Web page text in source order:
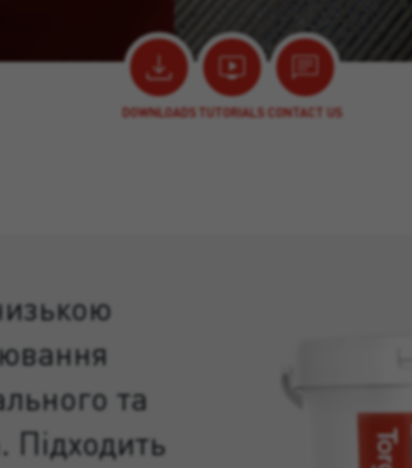
DOWNLOADS TUTORIALS CONTACT US
та
Підходить